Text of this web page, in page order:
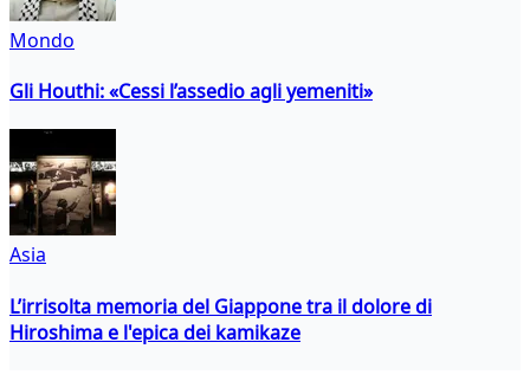
Mondo
Gli Houthi: «Cessi l’assedio agli yemeniti»
Asia
L’irrisolta memoria del Giappone tra il dolore di
Hiroshima e l'epica dei kamikaze